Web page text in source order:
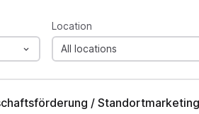
Location
All locations
/